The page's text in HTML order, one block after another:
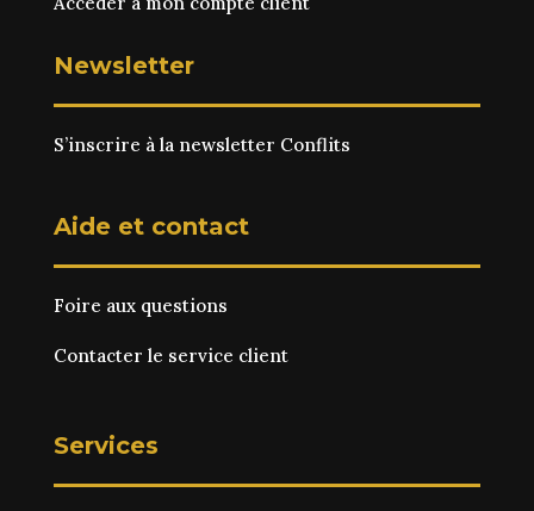
Newsletter
S’inscrire à la newsletter Conflits
Aide et contact
Foire aux questions
Contacter le service client
Services